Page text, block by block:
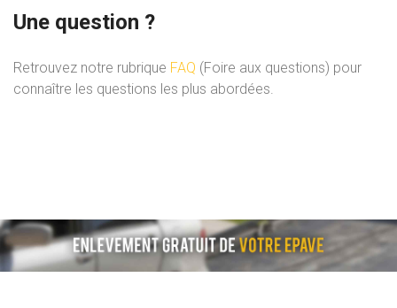
Une question ?
Retrouvez notre rubrique FAQ (Foire aux questions) pour
connaître les questions les plus abordées.